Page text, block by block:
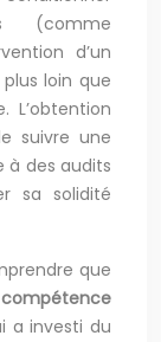
(comme
d’un
loin que
L’obtention
suivre une
à des audits
sa solidité
que
a investi du